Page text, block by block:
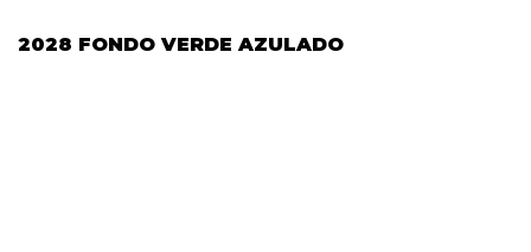
2028 FONDO VERDE AZULADO